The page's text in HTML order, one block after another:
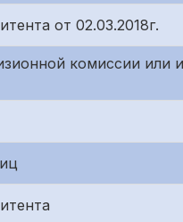
от 02.03.2018г.
комиссии или